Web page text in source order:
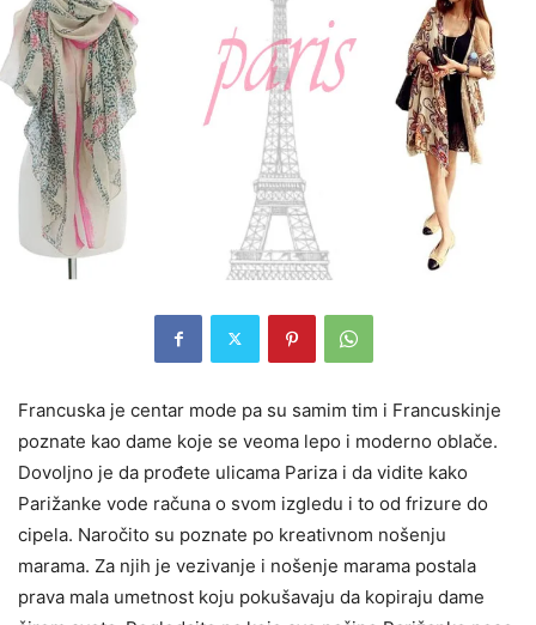
Francuska je centar mode pa su samim tim i Francuskinje
poznate kao dame koje se veoma lepo i moderno oblače.
Dovoljno je da prođete ulicama Pariza i da vidite kako
Parižanke vode računa o svom izgledu i to od frizure do
cipela. Naročito su poznate po kreativnom nošenju
marama. Za njih je vezivanje i nošenje marama postala
prava mala umetnost koju pokušavaju da kopiraju dame